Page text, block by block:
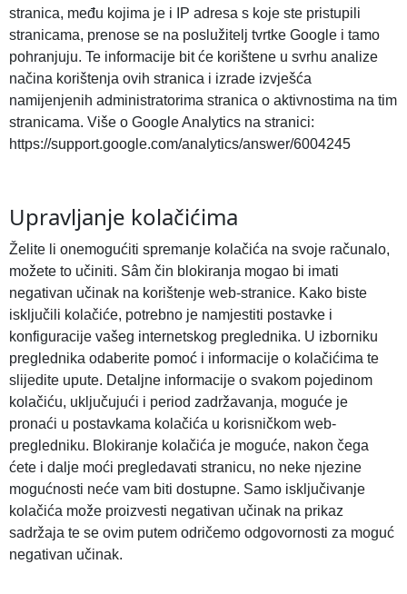
stranica, među kojima je i IP adresa s koje ste pristupili
stranicama, prenose se na poslužitelj tvrtke Google i tamo
pohranjuju. Te informacije bit će korištene u svrhu analize
načina korištenja ovih stranica i izrade izvješća
namijenjenih administratorima stranica o aktivnostima na tim
stranicama. Više o Google Analytics na stranici:
https://support.google.com/analytics/answer/6004245
Upravljanje kolačićima
Želite li onemogućiti spremanje kolačića na svoje računalo,
možete to učiniti. Sâm čin blokiranja mogao bi imati
negativan učinak na korištenje web-stranice. Kako biste
isključili kolačiće, potrebno je namjestiti postavke i
konfiguracije vašeg internetskog preglednika. U izborniku
preglednika odaberite pomoć i informacije o kolačićima te
slijedite upute. Detaljne informacije o svakom pojedinom
kolačiću, uključujući i period zadržavanja, moguće je
pronaći u postavkama kolačića u korisničkom web-
pregledniku. Blokiranje kolačića je moguće, nakon čega
ćete i dalje moći pregledavati stranicu, no neke njezine
mogućnosti neće vam biti dostupne. Samo isključivanje
kolačića može proizvesti negativan učinak na prikaz
sadržaja te se ovim putem odričemo odgovornosti za moguć
negativan učinak.